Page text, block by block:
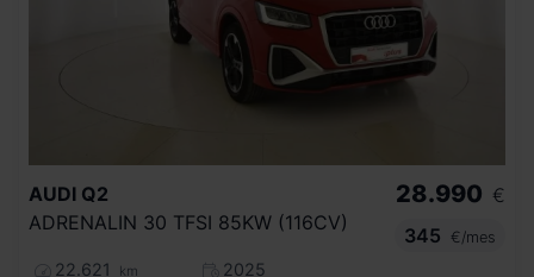
AUDI Q2
ADRENALIN 30 TFSI 85KW (116CV)
22.621 km
2025
28.990 €
345
€/mes